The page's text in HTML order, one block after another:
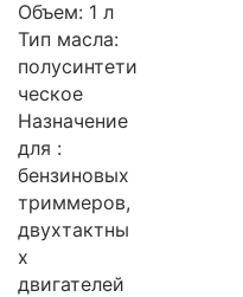
Объем: 1 л
Тип масла:
полусинтети
ческое
Назначение
для :
бензиновых
триммеров,
двухтактны
х
двигателей